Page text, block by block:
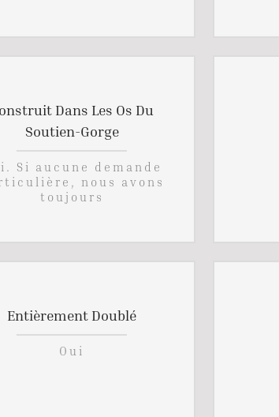
Dans Les Os Du
Soutien-Gorge
Si aucune demande
nous avons
toujours
Entièrement Doublé
Oui